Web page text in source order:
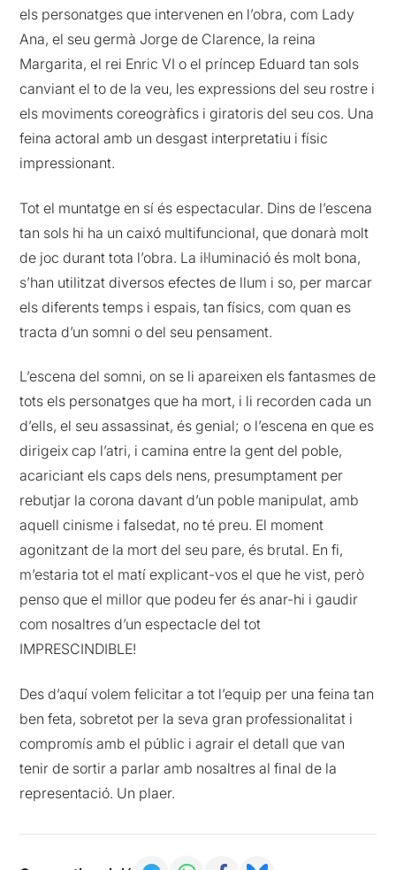
els personatges que intervenen en l’obra, com Lady
Ana, el seu germà Jorge de Clarence, la reina
Margarita, el rei Enric VI o el príncep Eduard tan sols
canviant el to de la veu, les expressions del seu rostre i
els moviments coreogràfics i giratoris del seu cos. Una
feina actoral amb un desgast interpretatiu i físic
impressionant.
Tot el muntatge en sí és espectacular. Dins de l’escena
tan sols hi ha un caixó multifuncional, que donarà molt
de joc durant tota l’obra. La il·luminació és molt bona,
s’han utilitzat diversos efectes de llum i so, per marcar
els diferents temps i espais, tan físics, com quan es
tracta d’un somni o del seu pensament.
L’escena del somni, on se li apareixen els fantasmes de
tots els personatges que ha mort, i li recorden cada un
d’ells, el seu assassinat, és genial; o l’escena en que es
dirigeix cap l’atri, i camina entre la gent del poble,
acariciant els caps dels nens, presumptament per
rebutjar la corona davant d’un poble manipulat, amb
aquell cinisme i falsedat, no té preu. El moment
agonitzant de la mort del seu pare, és brutal. En fi,
m’estaria tot el matí explicant-vos el que he vist, però
penso que el millor que podeu fer és anar-hi i gaudir
com nosaltres d’un espectacle del tot
IMPRESCINDIBLE!
Des d’aquí volem felicitar a tot l’equip per una feina tan
ben feta, sobretot per la seva gran professionalitat i
compromís amb el públic i agrair el detall que van
tenir de sortir a parlar amb nosaltres al final de la
representació. Un plaer.